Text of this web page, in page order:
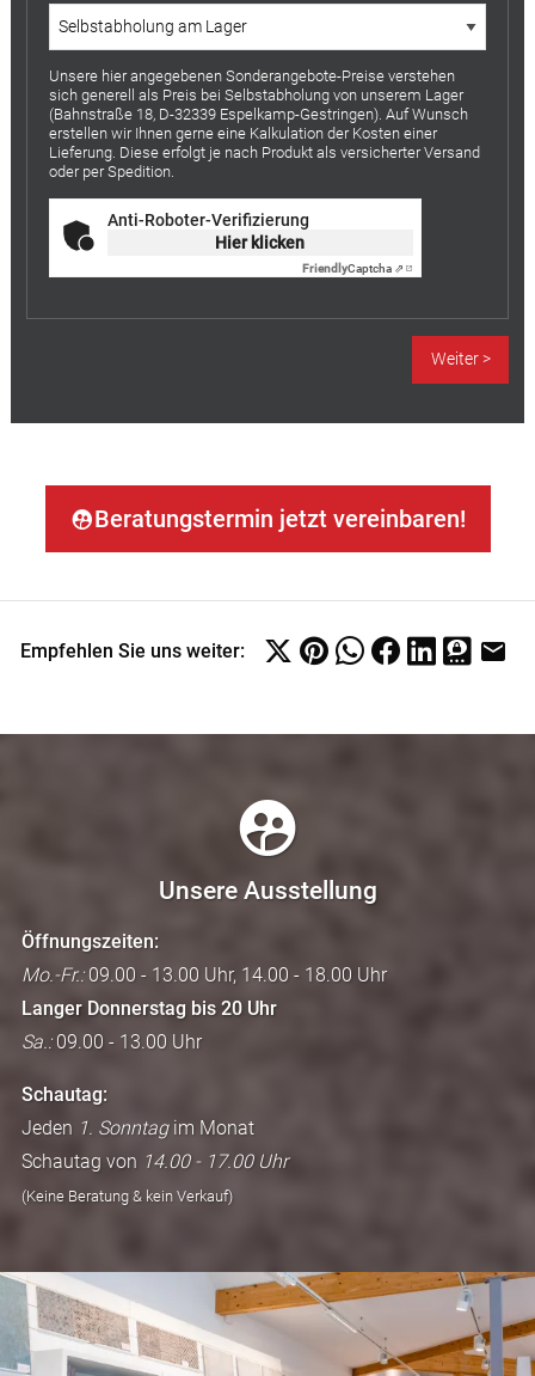
Unsere hier angegebenen Sonderangebote-Preise verstehen
sich generell als Preis bei Selbstabholung von unserem Lager
(Bahnstraße 18, D-32339 Espelkamp-Gestringen). Auf Wunsch
erstellen wir Ihnen gerne eine Kalkulation der Kosten einer
Lieferung. Diese erfolgt je nach Produkt als versicherter Versand
oder per Spedition.
Anti-Roboter-Verifizierung
Hier klicken
FriendlyCaptcha ⇗
Beratungstermin jetzt vereinbaren!
Empfehlen Sie uns weiter:
Unsere Ausstellung
Öffnungszeiten:
Mo.-Fr.:09.00 - 13.00 Uhr, 14.00 - 18.00 Uhr
Langer Donnerstag bis 20 Uhr
Sa.:09.00 - 13.00 Uhr
Schautag:
Jeden 1. Sonntagim Monat
Schautag von 14.00 - 17.00 Uhr
(Keine Beratung & kein Verkauf)